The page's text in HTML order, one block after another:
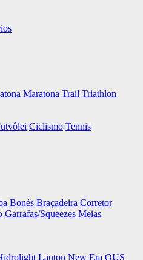
Maratona Trail Triathlon
Ciclismo Tennis
Bonés Braçadeira Corretor
Garrafas/Squeezes Meias
Lauton New Era OUS